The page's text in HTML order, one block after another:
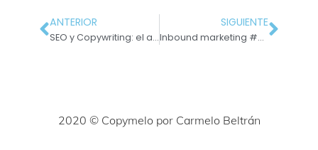
ANTERIOR
SEO y Copywriting: el amor de una noche de verano
SIGUIENTE
Inbound marketing #2: Ethos, Pathos y Logos
2020 © Copymelo por Carmelo Beltrán